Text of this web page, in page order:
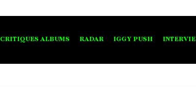
CRITIQUES ALBUMS RADAR IGGY PUSH